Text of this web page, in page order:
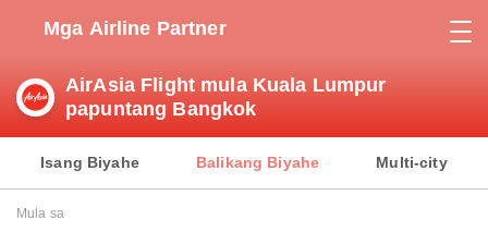
Mga Airline Partner
AirAsia Flight mula Kuala Lumpur
papuntang Bangkok
Isang Biyahe Balikang Biyahe Multi-city
Mula sa